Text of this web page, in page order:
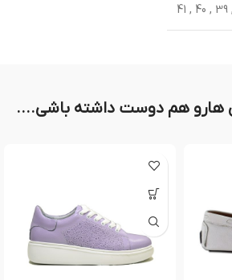
,
39
,
40
,
41
هارو هم دوست داشته باشی....